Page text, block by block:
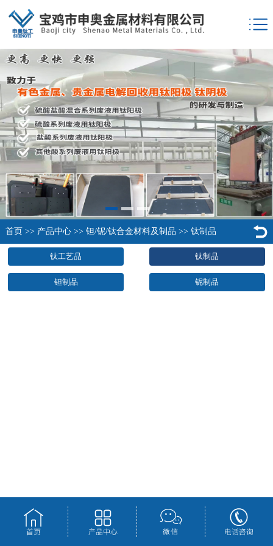
首页 >> 产品中心>> 钽/铌/钛合金材料及制品 >> 钛制品
钛工艺品 钛制品
钽制品 铌制品